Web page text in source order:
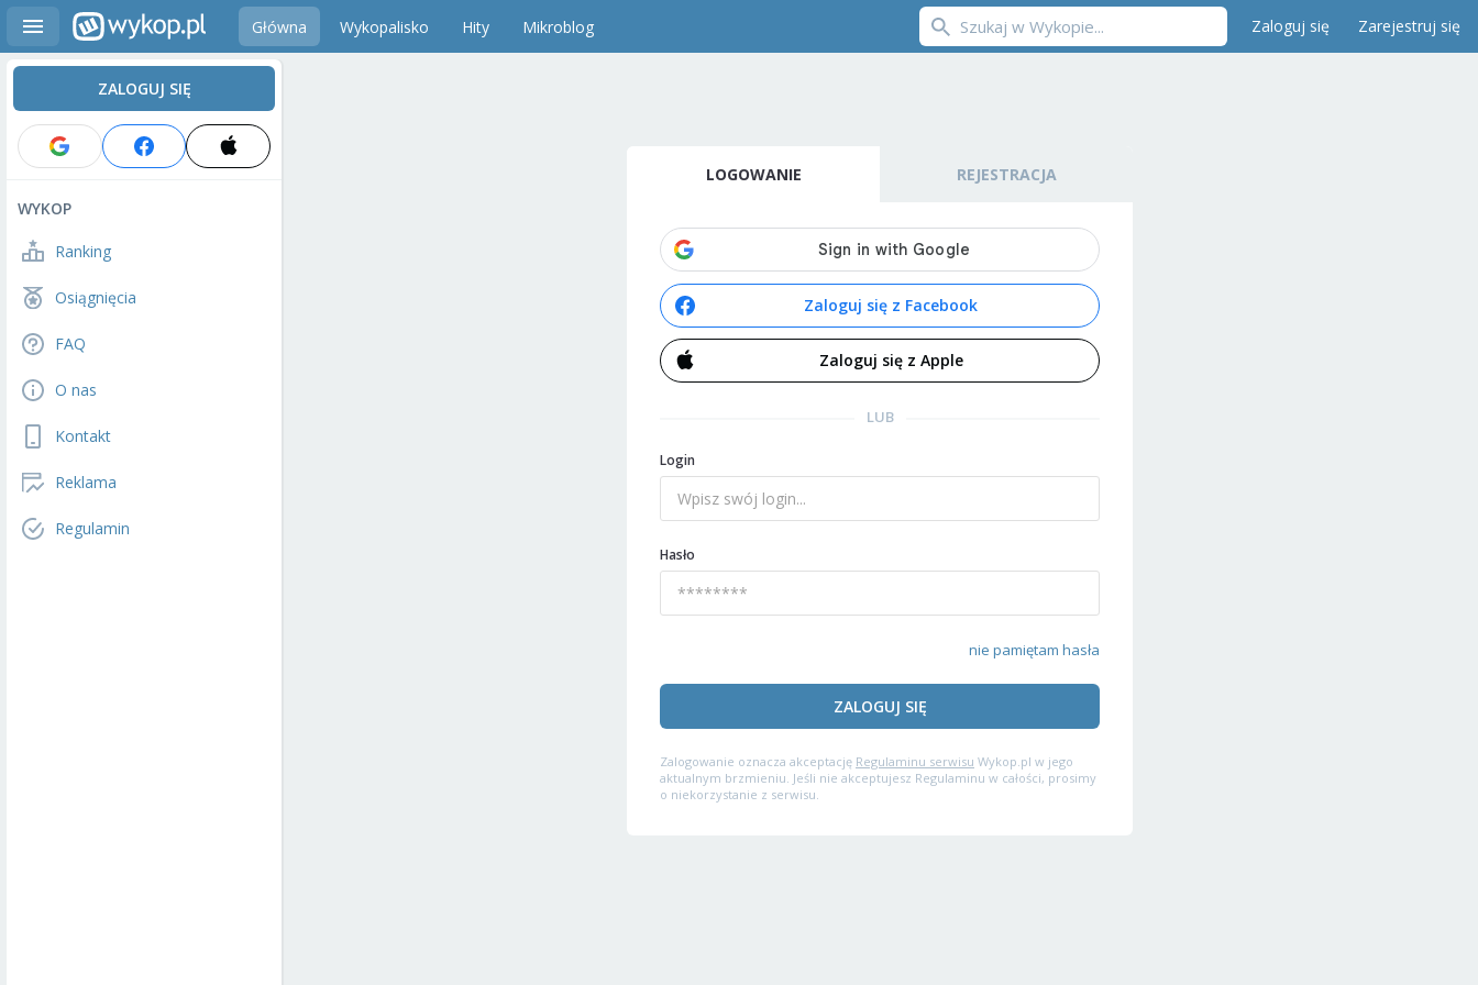
Główna Wykopalisko Hity Mikroblog Zaloguj się Zarejestruj się
ZALOGUJ SIĘ
WYKOP
Ranking
Osiągnięcia
FAQ
O nas
Kontakt
Reklama
Regulamin
LOGOWANIE REJESTRACJA
Zaloguj się z Facebook
Zaloguj się z Apple
LUB
Login
Hasło
nie pamiętam hasła
ZALOGUJ SIĘ
Zalogowanie oznacza akceptację Regulaminu serwisu Wykop.pl w jego
aktualnym brzmieniu. Jeśli nie akceptujesz Regulaminu w całości, prosimy
o niekorzystanie z serwisu.